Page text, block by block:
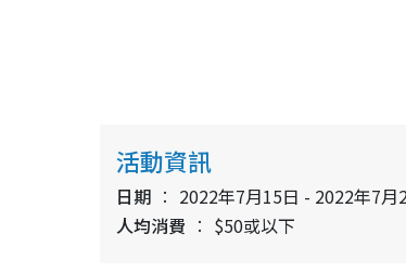
活動資訊
日期
2022年7月15日 - 2022年7月
人均消費
$50或以下